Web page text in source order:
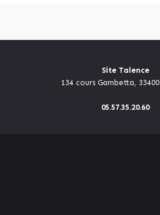
Site Talence
134 cours Gambetta,
05.57.35.20.60